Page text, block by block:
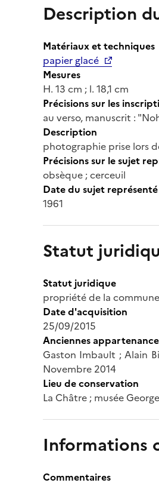
Description
Matériaux et techniques
papier glacé
Mesures
H. 13 cm ; l. 18,1 cm
Précisions sur les
au verso, manuscrit :
Description
photographie prise lors
Précisions sur le sujet
obsèque ; cerceuil
Date du sujet représenté
1961
Statut
Statut juridique
propriété de la
Date d'acquisition
25/09/2015
Anciennes
Gaston Imbault ; Alain
Novembre 2014
Lieu de conservation
La Châtre ; musée
Informations
Commentaires